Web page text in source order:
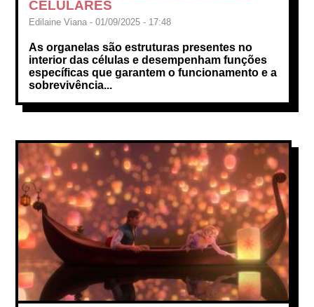
CELULARES
Edilaine Viana - 01/09/2025 - 17:48
As organelas são estruturas presentes no
interior das células e desempenham funções
específicas que garantem o funcionamento e a
sobrevivência...